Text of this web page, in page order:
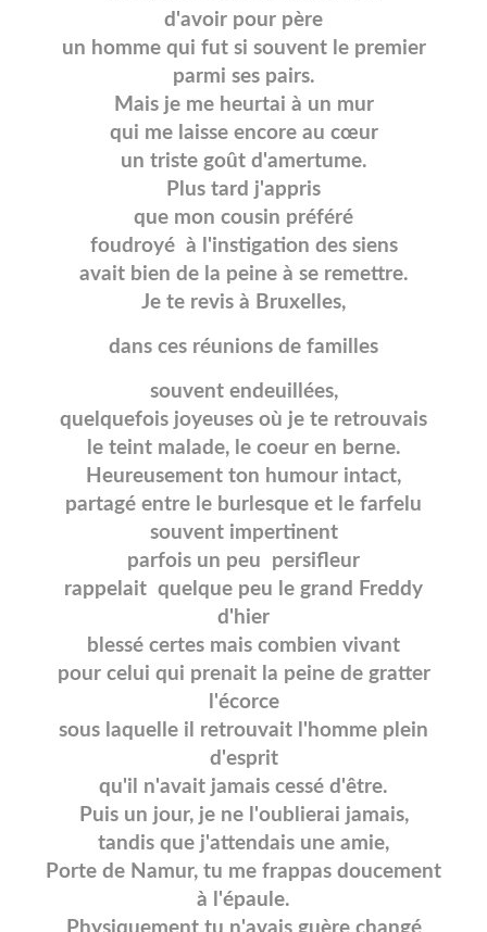
d'avoir pour père
un homme qui fut si souvent le premier
parmi ses pairs.
Mais je me heurtai à un mur
qui me laisse encore au cœur
un triste goût d'amertume.
Plus tard j'appris
que mon cousin préféré
foudroyé à l'instigation des siens
avait bien de la peine à se remettre.
Je te revis à Bruxelles,
dans ces réunions de familles
souvent endeuillées,
quelquefois joyeuses où je te retrouvais
le teint malade, le coeur en berne.
Heureusement ton humour intact,
partagé entre le burlesque et le farfelu
souvent impertinent
parfois un peu persifleur
rappelait quelque peu le grand Freddy
d'hier
blessé certes mais combien vivant
pour celui qui prenait la peine de gratter
l'écorce
sous laquelle il retrouvait l'homme plein
d'esprit
qu'il n'avait jamais cessé d'être.
Puis un jour, je ne l'oublierai jamais,
tandis que j'attendais une amie,
Porte de Namur, tu me frappas doucement
à l'épaule.